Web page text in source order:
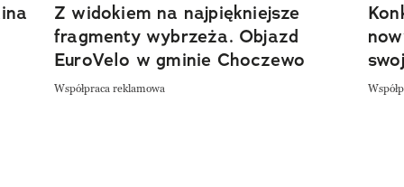
Z widokiem na najpiękniejsze
fragmenty wybrzeża. Objazd
EuroVelo w gminie Choczewo
Współpraca reklamowa